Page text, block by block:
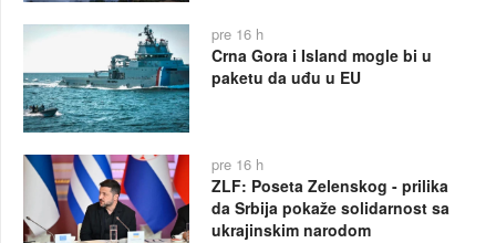
pre 16 h
Crna Gora i Island mogle bi u
paketu da uđu u EU
pre 16 h
ZLF: Poseta Zelenskog - prilika
da Srbija pokaže solidarnost sa
ukrajinskim narodom